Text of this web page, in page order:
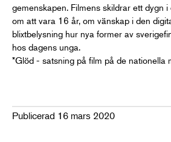
gemenskapen. Filmens skildrar ett dygn
om att vara 16 år, om vänskap i den
blixtbelysning hur nya former av
hos dagens unga.
*Glöd - satsning på film på de nationella
Publicerad 16 mars 2020